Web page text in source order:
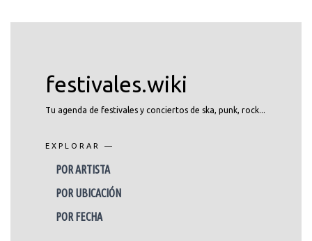
festivales.wiki
Tu agenda de festivales y conciertos de ska, punk, rock...
EXPLORAR —
POR ARTISTA
POR UBICACIÓN
POR FECHA